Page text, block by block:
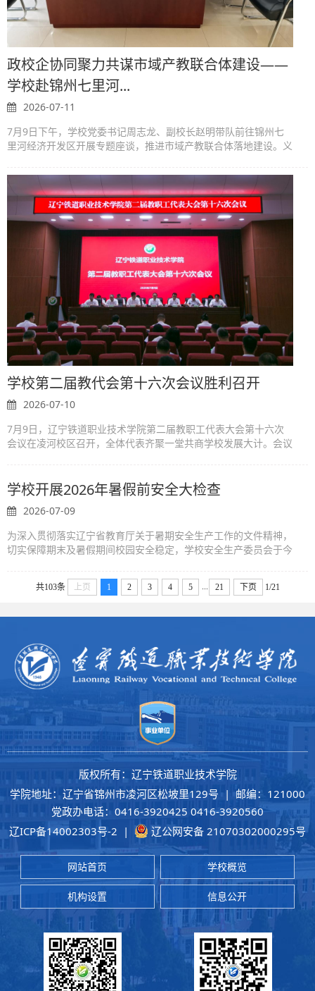
政校企协同聚力共谋市域产教联合体建设——
学校赴锦州七里河...
2026-07-11
7月9日下午，学校党委书记周志龙、副校长赵明带队前往锦州七
里河经济开发区开展专题座谈，推进市域产教联合体落地建设。义
丽，开发区党工委委员、管...
学校第二届教代会第十六次会议胜利召开
2026-07-10
7月9日，辽宁铁道职业技术学院第二届教职工代表大会第十六次
会议在凌河校区召开，全体代表齐聚一堂共商学校发展大计。会议
学校开展2026年暑假前安全大检查
2026-07-09
为深入贯彻落实辽宁省教育厅关于暑期安全生产工作的文件精神，
切实保障期末及暑假期间校园安全稳定，学校安全生产委员会于今
此次检查，强调安全是办学...
共103条 上页 1 2 3 4 5 21 下页 1/21
版权所有：辽宁铁道职业技术学院
学院地址：辽宁省锦州市凌河区松坡里129号 | 邮编：121000
党政办电话：0416-3920425 0416-3920560
辽ICP备14002303号-2 | 辽公网安备 21070302000295号
网站首页 学校概览
机构设置 信息公开